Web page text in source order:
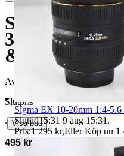
300D
&
Avslutad
19 jun 20:23
Slutpris
∙ Visa bud
495 kr
Sigma EX 10-20mm 1:4-
Sluttid15:31 9 aug 15:31 .
Pris:1 295 kr,Eller Köp nu 1